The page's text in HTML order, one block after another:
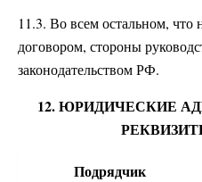
11.3. Во всем остальном,
договором, стороны
законодательством РФ.
12. ЮРИДИЧЕСКИЕ
Подрядчик